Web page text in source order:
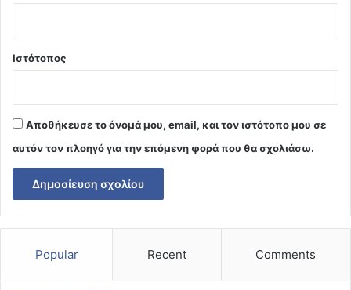
Ιστότοπος
Αποθήκευσε το όνομά μου, email, και τον ιστότοπο μου σε
αυτόν τον πλοηγό για την επόμενη φορά που θα σχολιάσω.
Popular Recent Comments